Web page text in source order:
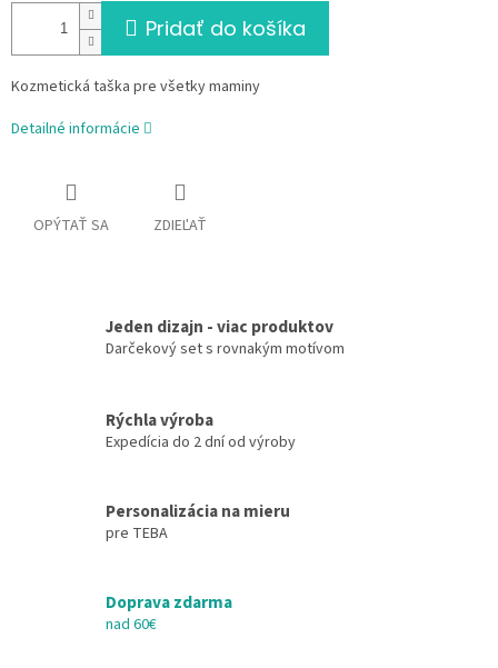
Pridať do košíka
Kozmetická taška pre všetky maminy
Detailné informácie
OPÝTAŤ SA ZDIEĽAŤ
Jeden dizajn - viac produktov
Darčekový set s rovnakým motívom
Rýchla výroba
Expedícia do 2 dní od výroby
Personalizácia na mieru
pre TEBA
Doprava zdarma
nad 60€